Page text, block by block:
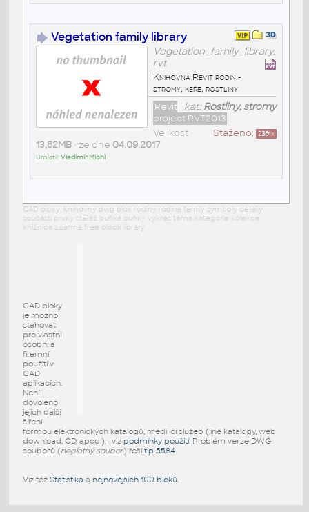
Vegetation family library
Vegetation_family_library.
rvt
Knihovna Revit rodin -
stromy, keře, rostliny
kat:Rostliny, stromy
Revit
project RVT2013
Staženo: 2361x
Velikost
13,82MB• ze dne 04.09.2017
Umístil:Vladimír Michl
CAD bloky: knihovny dwg blok rodiny rodina family symboly detaily
součásti prvky stafáž buňka buňky výkres téma kategorie kolekce
knižnica zdarma free block library
CAD bloky
je možno
stahovat
pro vlastní
osobní a
firemní
použití v
CAD
aplikacích.
Není
dovoleno
jejich další
šíření
formou elektronických katalogů, médií či služeb (jiné katalogy, web
download, CD, apod.) - viz podmínky použití. Problém verze DWG
souborů (neplatný soubor) řešítip 5584.
Viz též Statistika a nejnovějších 100 bloků.